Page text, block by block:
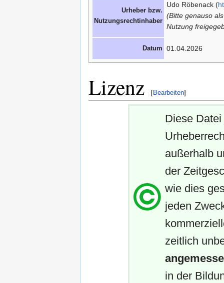
Urheber bzw.
Nutzungsrechtinhaber
Udo Röbenack (
(Bitte genauso
Nutzung
Datum 01.04.2026
Lizenz [Bearbeiten]
Diese
außerhalb
der
wie dies
jeden
zeitlich
in der